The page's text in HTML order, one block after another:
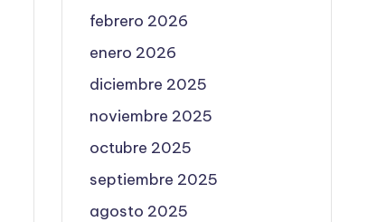
febrero 2026
enero 2026
diciembre 2025
noviembre 2025
octubre 2025
septiembre 2025
agosto 2025